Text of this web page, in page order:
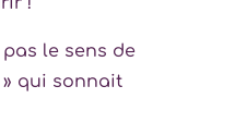
le sens de
qui sonnait